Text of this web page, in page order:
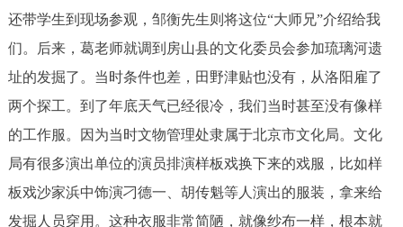
还带学生到现场参观，邹衡先生则将这位“大师兄”介绍给我
们。后来，葛老师就调到房山县的文化委员会参加琉璃河遗
址的发掘了。当时条件也差，田野津贴也没有，从洛阳雇了
两个探工。到了年底天气已经很冷，我们当时甚至没有像样
的工作服。因为当时文物管理处隶属于北京市文化局。文化
局有很多演出单位的演员排演样板戏换下来的戏服，比如样
板戏沙家浜中饰演刁德一、胡传魁等人演出的服装，拿来给
发掘人员穿用。这种衣服非常简陋，就像纱布一样，根本就